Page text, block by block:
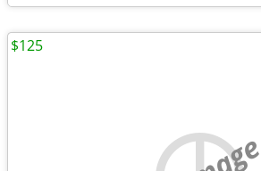
$125